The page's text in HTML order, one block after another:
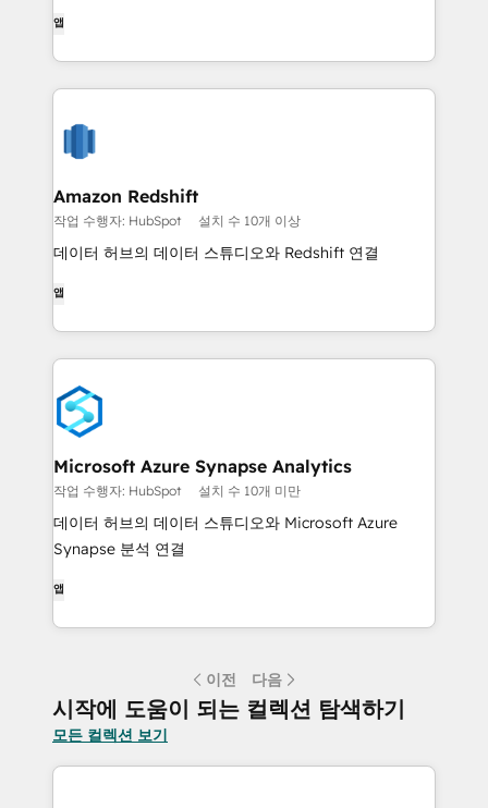
앱
Amazon Redshift
작업 수행자: HubSpot 설치 수 10개 이상
데이터 허브의 데이터 스튜디오와 Redshift 연결
앱
Microsoft Azure Synapse Analytics
작업 수행자: HubSpot 설치 수 10개 미만
데이터 허브의 데이터 스튜디오와 Microsoft Azure
Synapse 분석 연결
앱
이전 다음
시작에 도움이 되는 컬렉션 탐색하기
모든 컬렉션 보기